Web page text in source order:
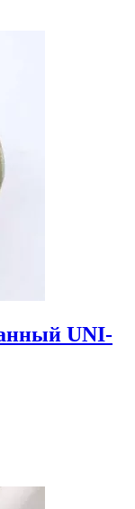
UNI-